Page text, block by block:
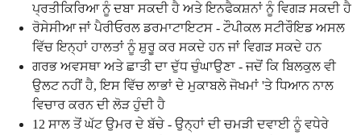
ਪ੍ਰਤੀਕਿਰਿਆ ਨੂੰ ਦਬਾ ਸਕਦੀ ਹੈ ਅਤੇ ਇਨਫੈਕਸ਼ਨਾਂ ਨੂੰ ਵਿਗੜ ਸਕਦੀ ਹੈ
ਰੋਸੇਸੀਆ ਜਾਂ ਪੈਰੀਓਰਲ ਡਰਮਾਟਾਇਟਸ - ਟੌਪੀਕਲ ਸਟੀਰੌਇਡ ਅਸਲ
ਵਿੱਚ ਇਨ੍ਹਾਂ ਹਾਲਤਾਂ ਨੂੰ ਸ਼ੁਰੂ ਕਰ ਸਕਦੇ ਹਨ ਜਾਂ ਵਿਗੜ ਸਕਦੇ ਹਨ
ਗਰਭ ਅਵਸਥਾ ਅਤੇ ਛਾਤੀ ਦਾ ਦੁੱਧ ਚੁੰਘਾਉਣਾ - ਜਦੋਂ ਕਿ ਬਿਲਕੁਲ ਵੀ
ਉਲਟ ਨਹੀਂ ਹੈ, ਇਸ ਵਿੱਚ ਲਾਭਾਂ ਦੇ ਮੁਕਾਬਲੇ ਜੋਖਮਾਂ 'ਤੇ ਧਿਆਨ ਨਾਲ
ਵਿਚਾਰ ਕਰਨ ਦੀ ਲੋੜ ਹੁੰਦੀ ਹੈ
12 ਸਾਲ ਤੋਂ ਘੱਟ ਉਮਰ ਦੇ ਬੱਚੇ - ਉਨ੍ਹਾਂ ਦੀ ਚਮੜੀ ਦਵਾਈ ਨੂੰ ਵਧੇਰੇ